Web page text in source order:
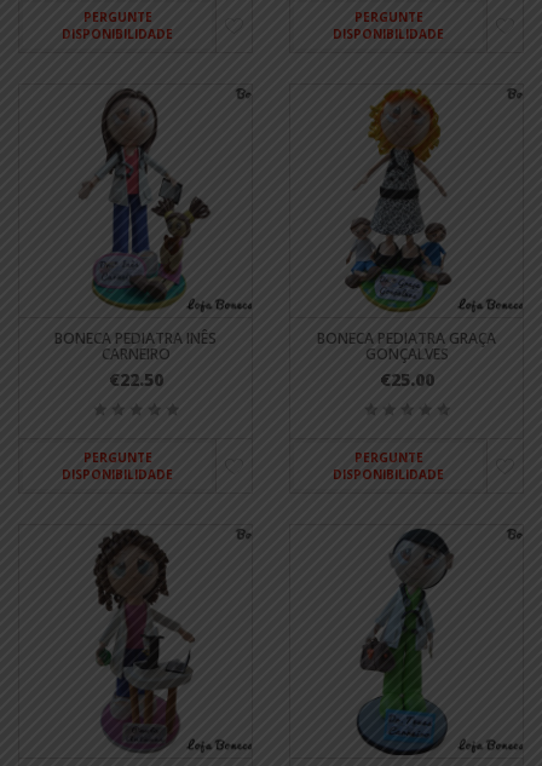
PERGUNTE
DISPONIBILIDADE
PERGUNTE
DISPONIBILIDADE
BONECA PEDIATRA INÊS
CARNEIRO
€22.50
PERGUNTE
DISPONIBILIDADE
BONECA PEDIATRA GRAÇA
GONÇALVES
€25.00
PERGUNTE
DISPONIBILIDADE